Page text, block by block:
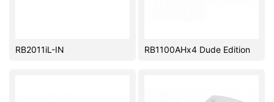
RB2011iL-IN RB1100AHx4 Dude Edition